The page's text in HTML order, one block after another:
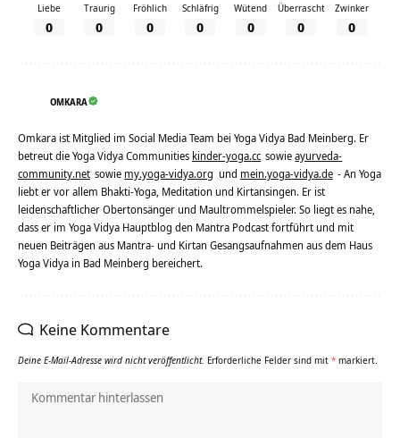
Liebe
0
Traurig
0
Fröhlich
0
Schläfrig
0
Wütend
0
Überrascht
0
Zwinker
0
OMKARA
Omkara ist Mitglied im Social Media Team bei Yoga Vidya Bad Meinberg. Er
betreut die Yoga Vidya Communities kinder-yoga.cc sowieayurveda-
community.net sowie my.yoga-vidya.org und mein.yoga-vidya.de - An Yoga
liebt er vor allem Bhakti-Yoga, Meditation und Kirtansingen. Er ist
leidenschaftlicher Obertonsänger und Maultrommelspieler. So liegt es nahe,
dass er im Yoga Vidya Hauptblog den Mantra Podcast fortführt und mit
neuen Beiträgen aus Mantra- und Kirtan Gesangsaufnahmen aus dem Haus
Yoga Vidya in Bad Meinberg bereichert.
Keine Kommentare
Deine E-Mail-Adresse wird nicht veröffentlicht. Erforderliche Felder sind mit * markiert.